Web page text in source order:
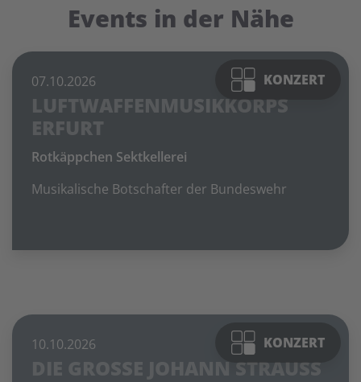
Events in der Nähe
KONZERT
07.10.2026
LUFTWAFFENMUSIKKORPS
ERFURT
Rotkäppchen Sektkellerei
Musikalische Botschafter der Bundeswehr
KONZERT
10.10.2026
DIE GROSSE JOHANN STRAUSS R